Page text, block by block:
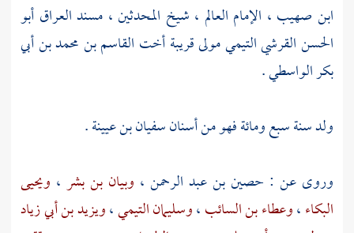
ابن صهيب ، الإمام العالم ، شيخ المحدثين ، مسند العراق أبو
الحسن القرشي التيمي مولى قريبة أخت القاسم بن محمد بن أبي
بكر الواسطي .
ولد سنة سبع ومائة فهو من أسنانسفيان بن عيينة.
وروى عن : حصين بن عبد الرحمن ، وبيان بن بشر ، ويحيى
البكاء،وعطاء بن السائب،وسليمان التيمي،ويزيد بن أبي زياد